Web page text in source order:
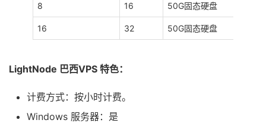
8 16 50G固态硬盘
16 32 50G固态硬盘
LightNode 巴西VPS 特色：
计费方式：按小时计费。
Windows 服务器：是